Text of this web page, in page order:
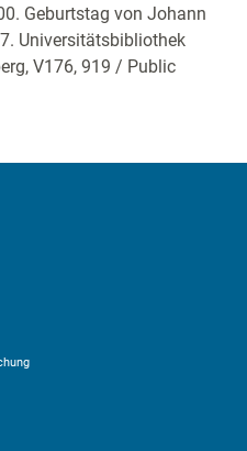
Geburtstag von Johann
Universitätsbibliothek
V176, 919 / Public